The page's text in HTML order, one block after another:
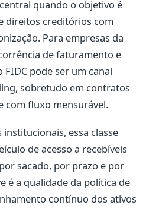
quando o objetivo é
direitos creditórios com
Para empresas da
de faturamento e
FIDC pode ser um canal
sobretudo em contratos
com fluxo mensurável.
institucionais, essa classe
de acesso a recebíveis
sacado, por prazo e por
é a qualidade da política de
contínuo dos ativos